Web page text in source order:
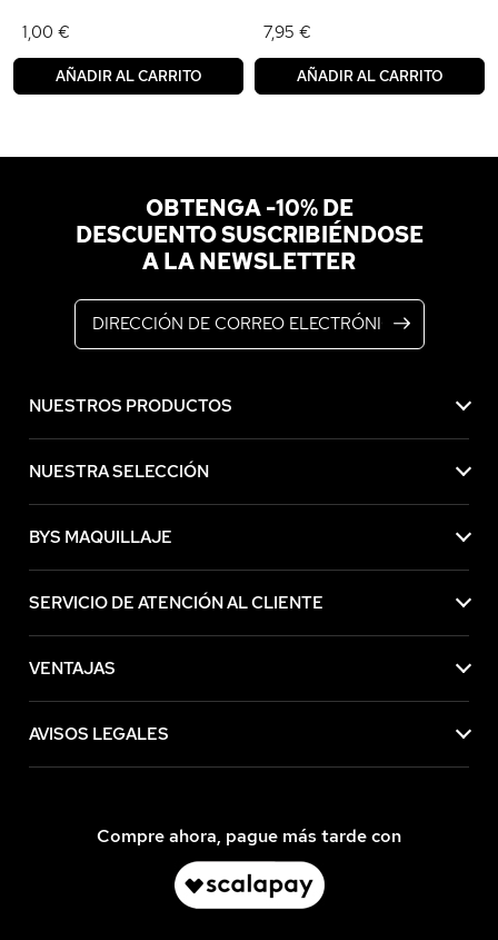
1,00 €
AÑADIR AL CARRITO
7,95 €
AÑADIR AL CARRITO
OBTENGA -10% DE
DESCUENTO SUSCRIBIÉNDOSE
A LA NEWSLETTER
NUESTROS PRODUCTOS
NUESTRA SELECCIÓN
BYS MAQUILLAJE
SERVICIO DE ATENCIÓN AL CLIENTE
VENTAJAS
AVISOS LEGALES
Compre ahora, pague más tarde con